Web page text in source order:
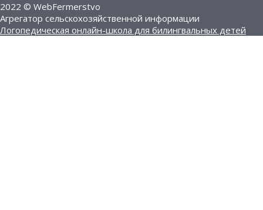
2022 © WebFermerstvo
Агрегатор сельскохозяйственной информации
Логопедическая онлайн-школа для билингвальных детей